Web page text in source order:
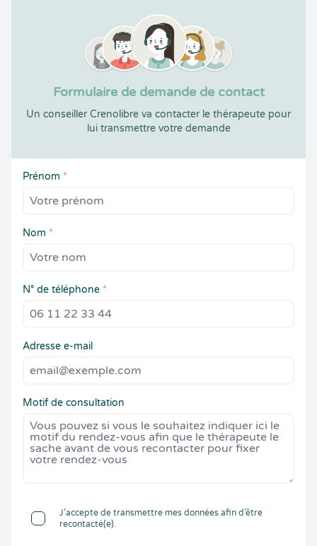
Formulaire de demande de contact
Un conseiller Crenolibre va contacter le thérapeute pour
lui transmettre votre demande
Prénom *
Nom *
N° de téléphone *
Adresse e-mail
Motif de consultation
J’accepte de transmettre mes données afin d’être
recontacté(e).